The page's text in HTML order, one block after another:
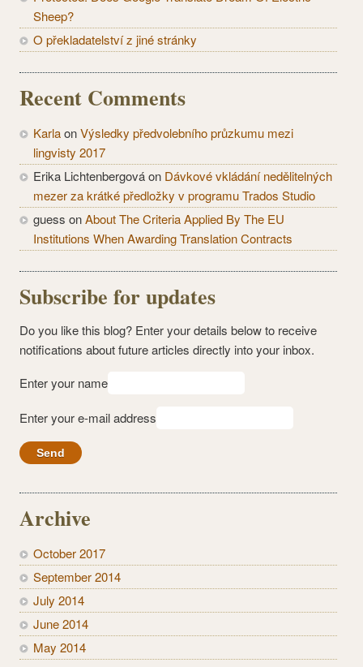
Sheep?
O překladatelství z jiné stránky
Recent Comments
KarlaonVýsledky předvolebního průzkumu mezi
lingvisty 2017
Erika Lichtenbergováon Dávkové vkládání nedělitelných
mezer za krátké předložky v programu Trados Studio
guess onAbout The Criteria Applied By The EU
Institutions When Awarding Translation Contracts
Subscribe for updates
Do you like this blog? Enter your details below to receive
notifications about future articles directly into your inbox.
Enter your name
Enter your e-mail address
Archive
October 2017
September 2014
July 2014
June 2014
May 2014